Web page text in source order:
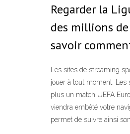
Regarder la
des millions
savoir
Les sites de streaming
jouer à tout moment. Les
plus un match UEFA
viendra embêté votre
permet de suivre ainsi